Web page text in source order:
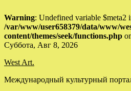
Warning: Undefined variable $meta2
/var/www/user658379/data/www/
content/themes/seek/functions.php
Skip
content
Суббота, Авг 8, 2026
West Art.
Международный культурный